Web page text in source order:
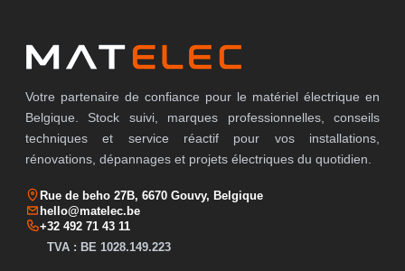
Votre partenaire de confiance pour le matériel électrique en
Belgique. Stock suivi, marques professionnelles, conseils
techniques et service réactif pour vos installations,
rénovations, dépannages et projets électriques du quotidien.
Rue de beho 27B, 6670 Gouvy, Belgique
hello@matelec.be
+32 492 71 43 11
TVA : BE 1028.149.223